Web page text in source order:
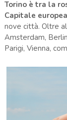
Torino è tra la
Capitale
nove città. Oltre
Amsterdam,
Parigi, Vienna,